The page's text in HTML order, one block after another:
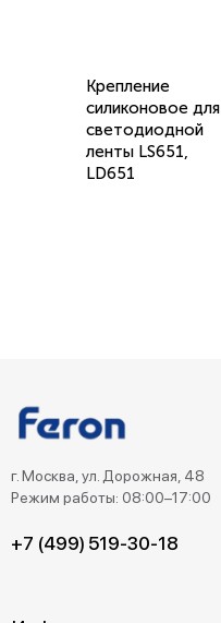
Крепление
силиконовое для
светодиодной
ленты LS651,
LD651
г. Москва, ул. Дорожная, 48
Режим работы: 08:00–17:00
+7 (499) 519-30-18